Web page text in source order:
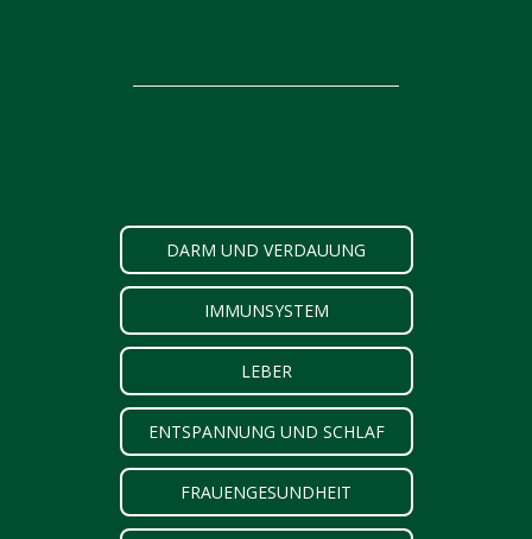
DARM UND VERDAUUNG
IMMUNSYSTEM
LEBER
ENTSPANNUNG UND SCHLAF
FRAUENGESUNDHEIT